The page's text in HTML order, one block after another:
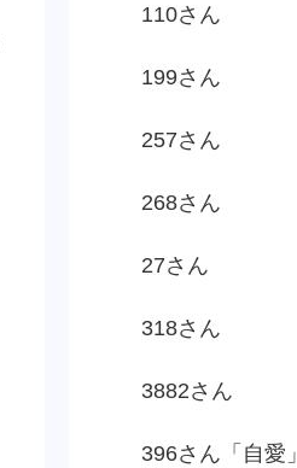
110さん
199さん
257さん
268さん
27さん
318さん
3882さん
396さん「自愛」